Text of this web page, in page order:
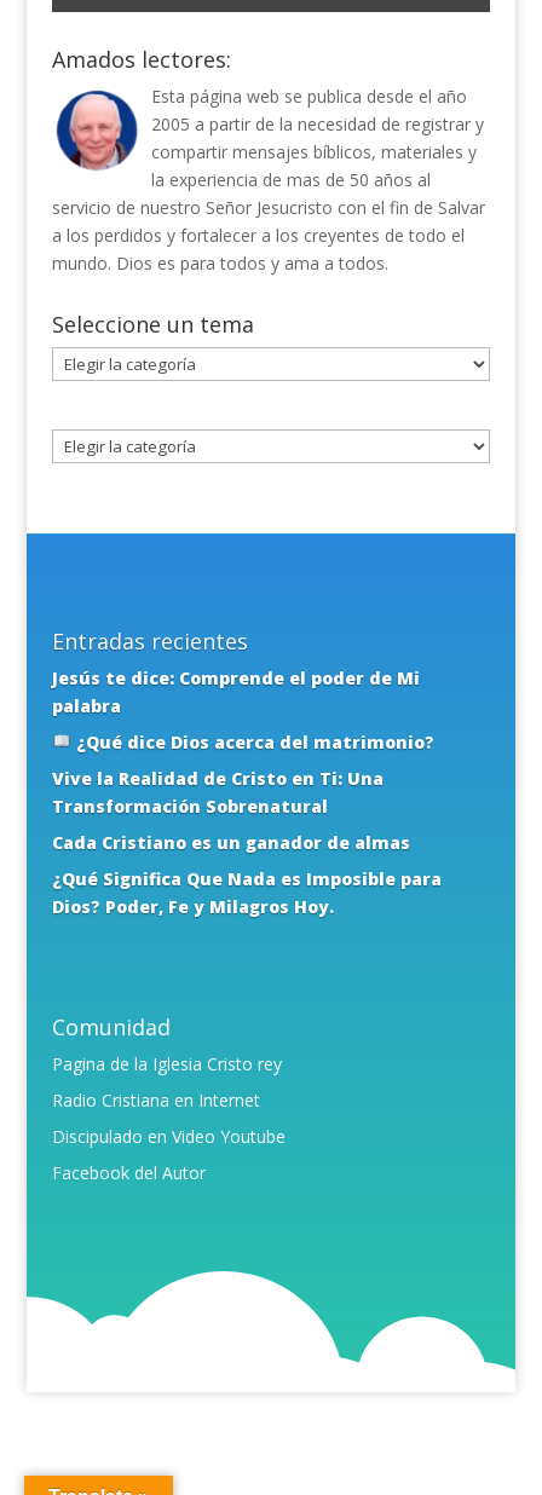
Amados lectores:
Esta página web se publica desde el año
2005 a partir de la necesidad de registrar y
compartir mensajes bíblicos, materiales y
la experiencia de mas de 50 años al
servicio de nuestro Señor Jesucristo con el fin de Salvar
a los perdidos y fortalecer a los creyentes de todo el
mundo. Dios es para todos y ama a todos.
Seleccione un tema
Seleccione
un
Entradas recientes
Jesús te dice: Comprende el poder de Mi
palabra
¿Qué dice Dios acerca del matrimonio?
Vive la Realidad de Cristo en Ti: Una
Transformación Sobrenatural
Cada Cristiano es un ganador de almas
¿Qué Significa Que Nada es Imposible para
Dios? Poder, Fe y Milagros Hoy.
Comunidad
Pagina de la Iglesia Cristo rey
Radio Cristiana en Internet
Discipulado en Video Youtube
Facebook del Autor